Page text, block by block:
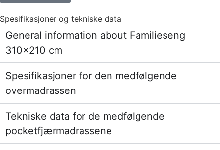
Spesifikasjoner og tekniske data
General information about Familieseng
310×210 cm
Spesifikasjoner for den medfølgende
overmadrassen
Tekniske data for de medfølgende
pocketfjærmadrassene